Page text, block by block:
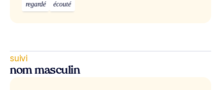
regardé écouté
suivi
nom masculin